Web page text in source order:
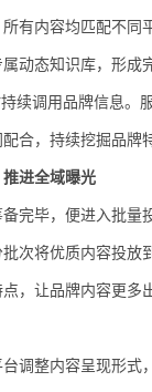
有内容均匹配不同
动态知识库，形成
续调用品牌信息。
合，持续挖掘品牌
推进全域曝光
完毕，便进入批量
次将优质内容投放
，让品牌内容更多
台调整内容呈现形式